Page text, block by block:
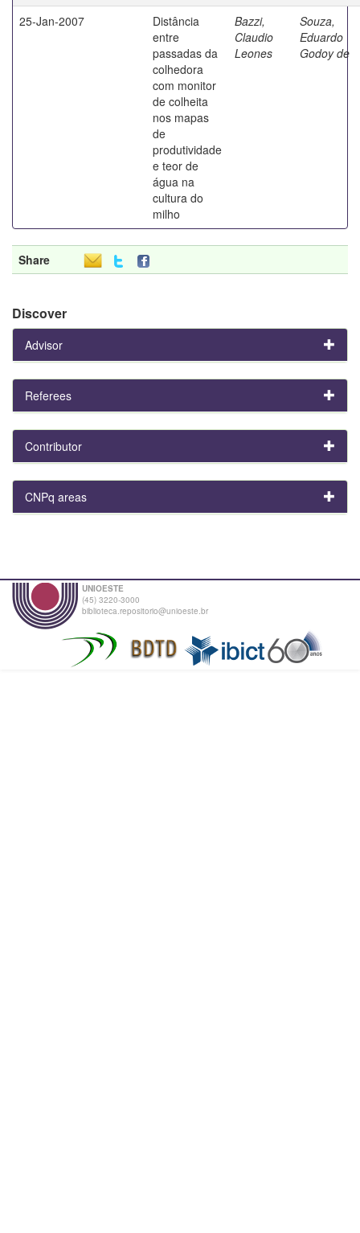
25-Jan-2007
Distância
entre
passadas da
colhedora
com monitor
de colheita
nos mapas
de
produtividade
e teor de
água na
cultura do
milho
Bazzi,
Claudio
Leones
Souza,
Eduardo
Godoy de
Share
Discover
Advisor
Referees
Contributor
CNPq areas
UNIOESTE
(45) 3220-3000
biblioteca.repositorio@unioeste.br